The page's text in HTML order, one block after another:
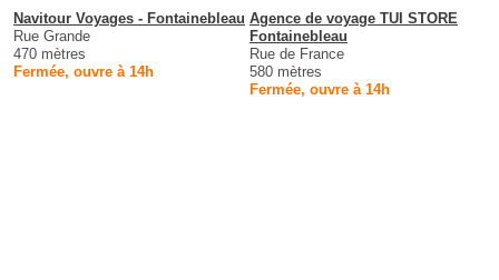
Navitour Voyages - Fontainebleau
Rue Grande
470 mètres
Fermée, ouvre à 14h
Agence de voyage TUI STORE
Fontainebleau
Rue de France
580 mètres
Fermée, ouvre à 14h